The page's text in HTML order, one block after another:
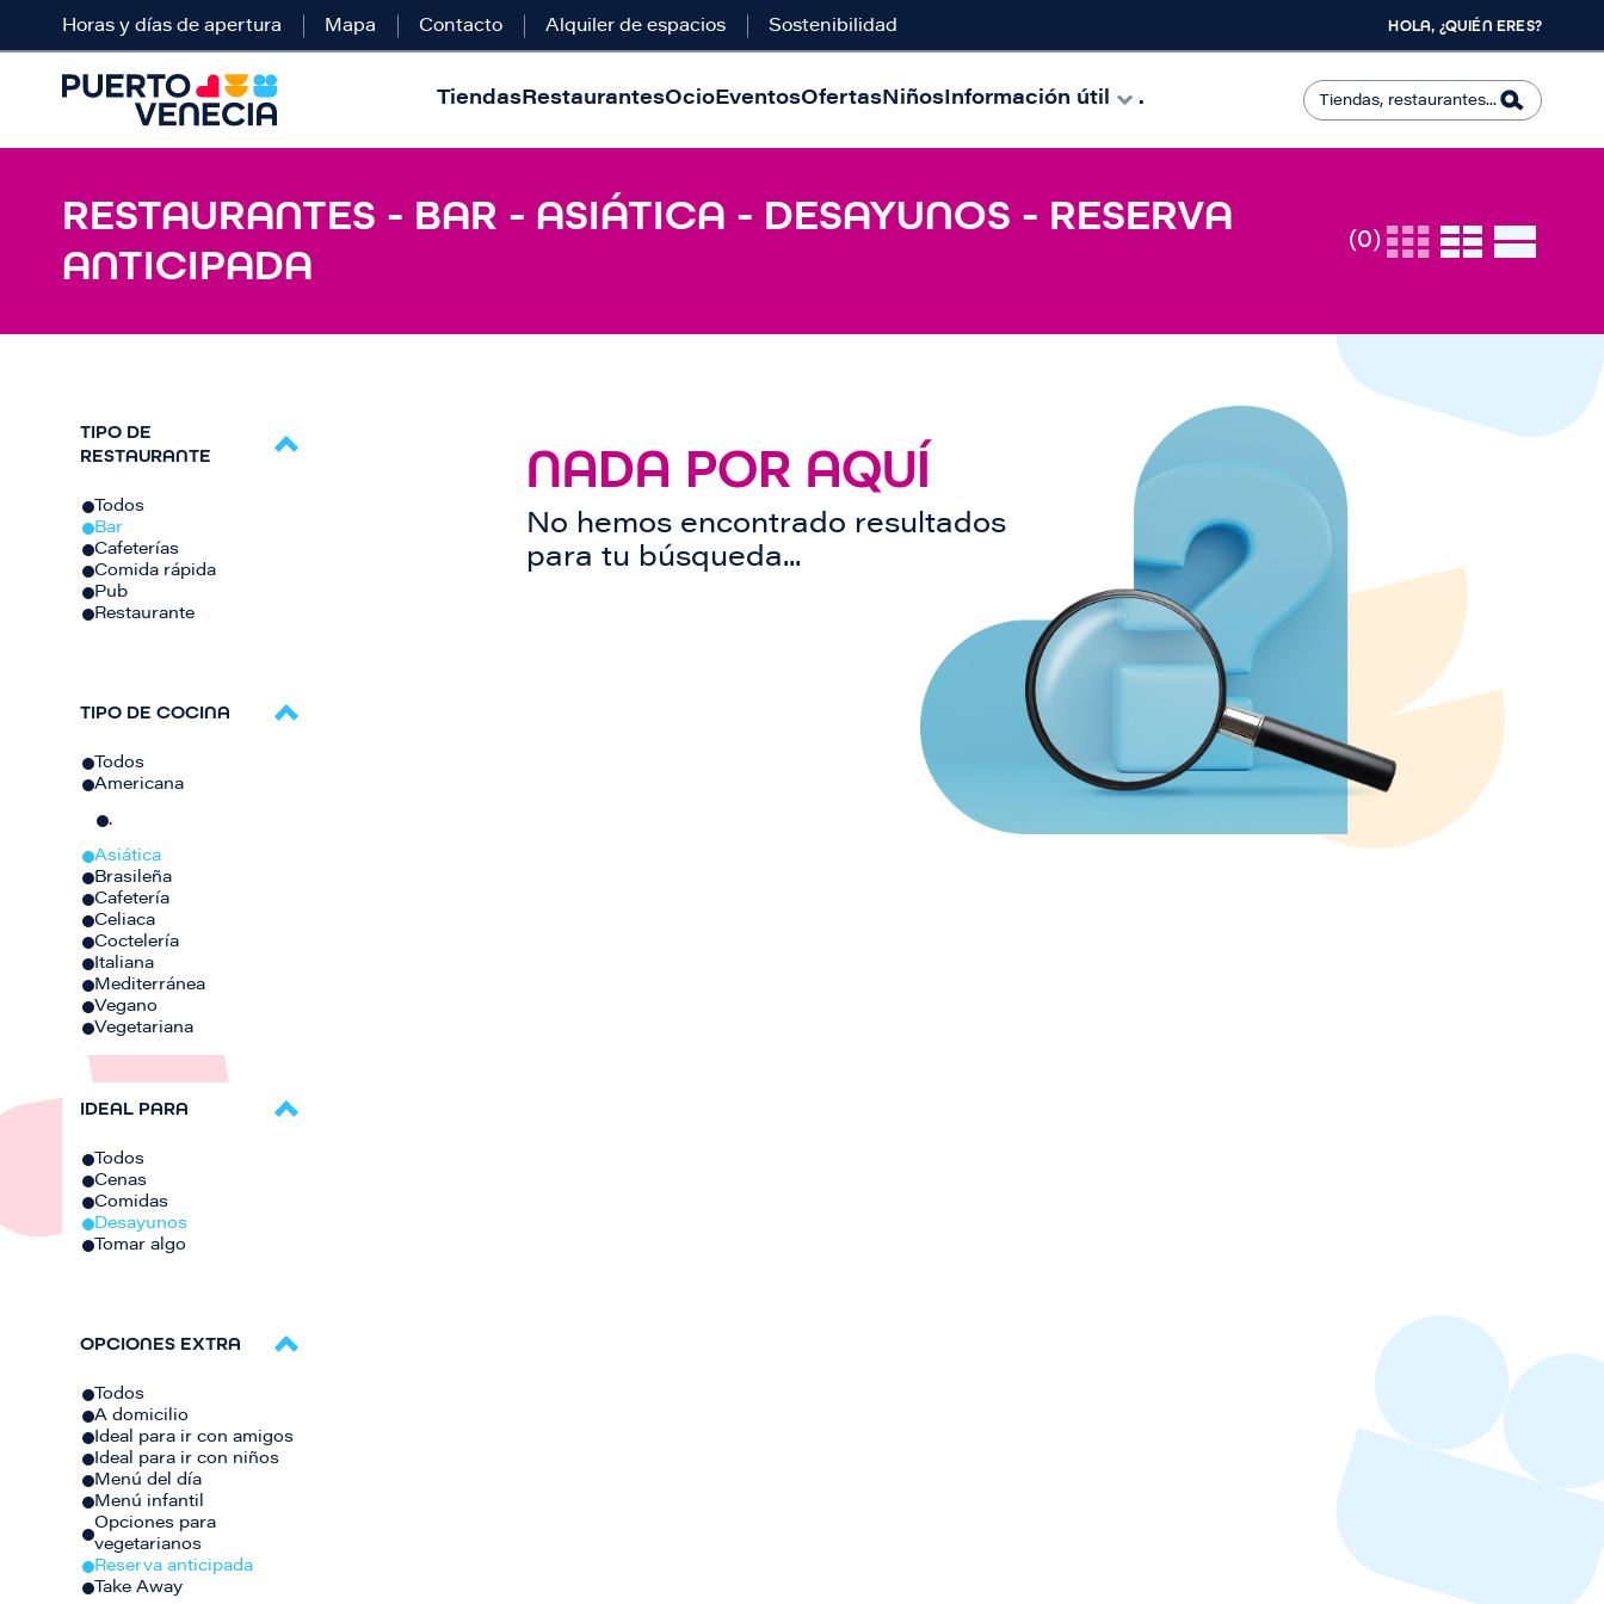
Horas y días de apertura Mapa Contacto Alquiler de espacios Sostenibilidad HOLA, ¿QUIÉN ERES?
TiendasRestaurantesOcioEventosOfertasNiñosInformación útil .
RESTAURANTES - BAR - ASIÁTICA - DESAYUNOS - RESERVA
ANTICIPADA
(0)
TIPO DE
RESTAURANTE
Todos
Bar
Cafeterías
Comida rápida
Pub
Restaurante
TIPO DE COCINA
Todos
Americana
.
Asiática
Brasileña
Cafetería
Celiaca
Coctelería
Italiana
Mediterránea
Vegano
Vegetariana
IDEAL PARA
Todos
Cenas
Comidas
Desayunos
Tomar algo
OPCIONES EXTRA
Todos
A domicilio
Ideal para ir con amigos
Ideal para ir con niños
Menú del día
Menú infantil
Opciones para
vegetarianos
Reserva anticipada
Take Away
NADA POR AQUÍ
No hemos encontrado resultados
para tu búsqueda...